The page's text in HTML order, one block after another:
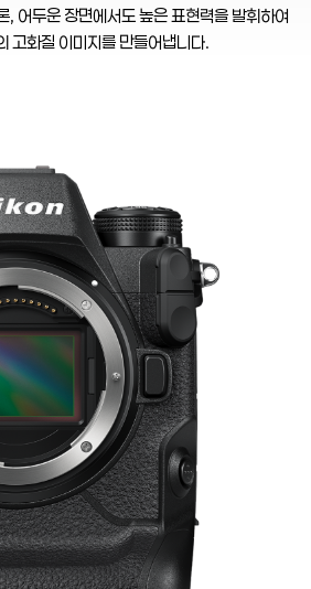
, 어두운 장면에서도 높은 표현력을 발휘하여
고화질 이미지를 만들어냅니다.